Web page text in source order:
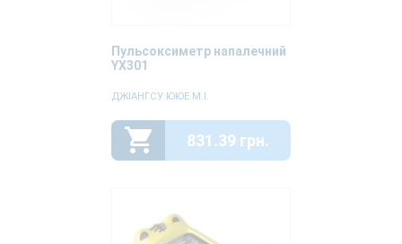
Пульсоксиметр напалечний
YX301
ДЖІАНГСУ ЮЮЕ М.І.
831.39 грн.